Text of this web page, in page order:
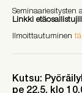
Seminaariesitysten
Linkki
Ilmoittautuminen
Kutsu:
pe 22.5. klo